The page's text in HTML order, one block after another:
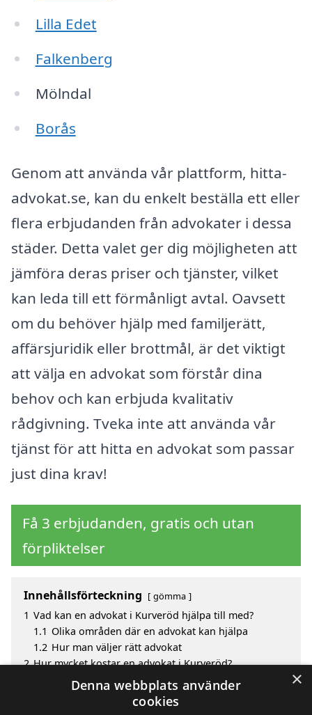
Lilla Edet
Falkenberg
Mölndal
Borås
Genom att använda vår plattform, hitta-
advokat.se, kan du enkelt beställa ett eller
flera erbjudanden från advokater i dessa
städer. Detta valet ger dig möjligheten att
jämföra deras priser och tjänster, vilket
kan leda till ett förmånligt avtal. Oavsett
om du behöver hjälp med familjerätt,
affärsjuridik eller brottmål, är det viktigt
att välja en advokat som förstår dina
behov och kan erbjuda kvalitativ
rådgivning. Tveka inte att använda vår
tjänst för att hitta en advokat som passar
just dina krav!
Få 3 erbjudanden, gratis och utan
förpliktelser
Innehållsförteckning gömma
1 Vad kan en advokat i Kurveröd hjälpa till med?
1.1 Olika områden där en advokat kan hjälpa
1.2 Hur man väljer rätt advokat
2 Hur mycket kostar en advokat i Kurveröd?
Fördelar med att välja advokat i Kurveröd
Sök efter en skicklig advokat i de omgivande
×
Denna webbplats använder
cookies